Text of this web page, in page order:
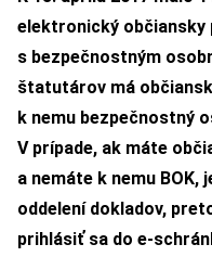
elektronický občiansky
s bezpečnostným
štatutárov má
k nemu bezpečnostný
V prípade, ak máte
a nemáte k nemu BOK,
oddelení dokladov,
prihlásiť sa do e-